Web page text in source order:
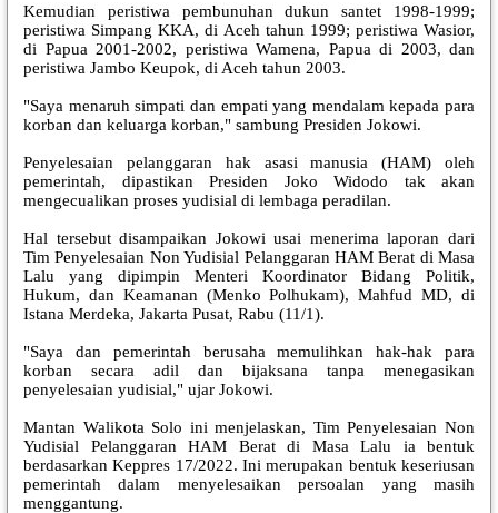
Kemudian peristiwa pembunuhan dukun santet 1998-1999;
peristiwa Simpang KKA, di Aceh tahun 1999; peristiwa Wasior,
di Papua 2001-2002, peristiwa Wamena, Papua di 2003, dan
peristiwa Jambo Keupok, di Aceh tahun 2003.
"Saya menaruh simpati dan empati yang mendalam kepada para
korban dan keluarga korban," sambung Presiden Jokowi.
Penyelesaian pelanggaran hak asasi manusia (HAM) oleh
pemerintah, dipastikan Presiden Joko Widodo tak akan
mengecualikan proses yudisial di lembaga peradilan.
Hal tersebut disampaikan Jokowi usai menerima laporan dari
Tim Penyelesaian Non Yudisial Pelanggaran HAM Berat di Masa
Lalu yang dipimpin Menteri Koordinator Bidang Politik,
Hukum, dan Keamanan (Menko Polhukam), Mahfud MD, di
Istana Merdeka, Jakarta Pusat, Rabu (11/1).
"Saya dan pemerintah berusaha memulihkan hak-hak para
korban secara adil dan bijaksana tanpa menegasikan
penyelesaian yudisial," ujar Jokowi.
Mantan Walikota Solo ini menjelaskan, Tim Penyelesaian Non
Yudisial Pelanggaran HAM Berat di Masa Lalu ia bentuk
berdasarkan Keppres 17/2022. Ini merupakan bentuk keseriusan
pemerintah dalam menyelesaikan persoalan yang masih
menggantung.